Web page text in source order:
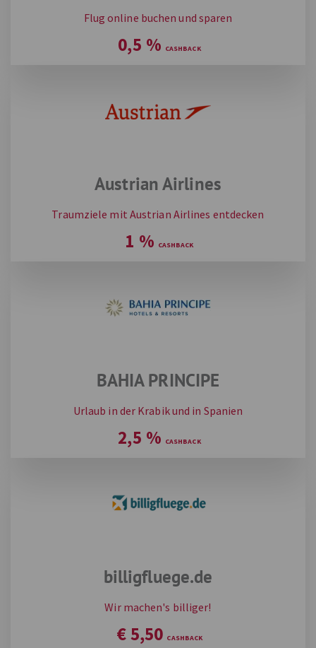
Flug online buchen und sparen
0,5 %
Austrian Airlines
Traumziele mit Austrian Airlines entdecken
1 %
BAHIA PRINCIPE
Urlaub in der Krabik und in Spanien
2,5 %
billigfluege.de
Wir machen's billiger!
€5,50